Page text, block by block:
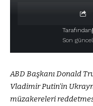
Son
Tarafından
ABD Başkanı Donald
Vladimir Putin’in
müzakereleri